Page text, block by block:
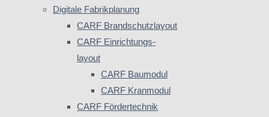
Digitale Fabrikplanung
CARF Brandschutzlayout
CARF Einrichtungs-
layout
CARF Baumodul
CARF Kranmodul
CARF Fördertechnik